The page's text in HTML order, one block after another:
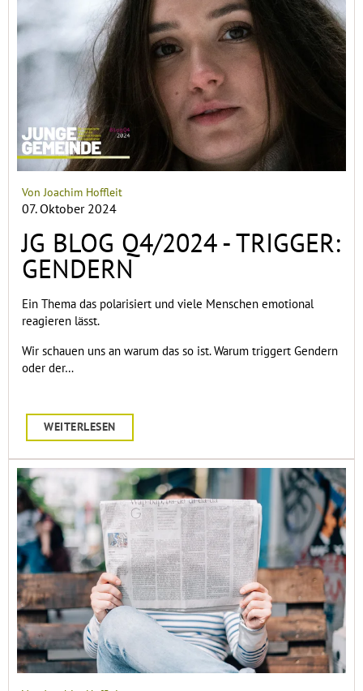
Von Joachim Hoffleit
07. Oktober 2024
JG BLOG Q4/2024 - TRIGGER:
GENDERN
Ein Thema das polarisiert und viele Menschen emotional
reagieren lässt.
Wir schauen uns an warum das so ist. Warum triggert Gendern
oder der…
WEITERLESEN